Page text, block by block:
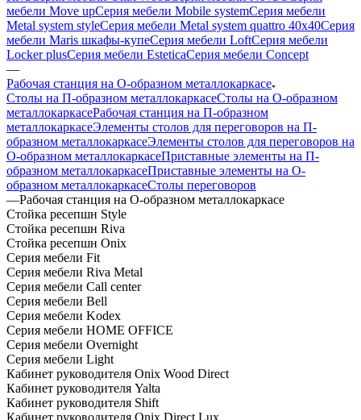
мебели Move upСерия мебели Mobile systemСерия мебели
Metal system styleСерия мебели Metal system quattro 40x40Серия
мебели Maris шкафы-купеСерия мебели LoftСерия мебели
Locker plusСерия мебели EsteticaСерия мебели Concept
—
Рабочая станция на О-образном металлокаркасе
Столы на П-образном металлокаркасеСтолы на О-образном
металлокаркасеРабочая станция на П-образном
металлокаркасеЭлементы столов для переговоров на П-
образном металлокаркасеЭлементы столов для переговоров на
О-образном металлокаркасеПриставные элементы на П-
образном металлокаркасеПриставные элементы на О-
образном металлокаркасеСтолы переговоров
—Рабочая станция на О-образном металлокаркасе
Стойка ресепшн Style
Стойка ресепшн Riva
Стойка ресепшн Onix
Серия мебели Fit
Серия мебели Riva Metal
Серия мебели Call center
Серия мебели Bell
Серия мебели Kodex
Серия мебели HOME OFFICE
Серия мебели Overnight
Серия мебели Light
Кабинет руководителя Onix Wood Direct
Кабинет руководителя Yalta
Кабинет руководителя Shift
Кабинет руководителя Onix Direct Lux